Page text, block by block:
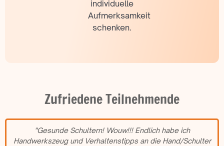
individuelle
Aufmerksamkeit
schenken.
Zufriedene Teilnehmende
"Gesunde Schultern! Wouw!!! Endlich habe ich
Handwerkszeug und Verhaltenstipps an die Hand/Schulter